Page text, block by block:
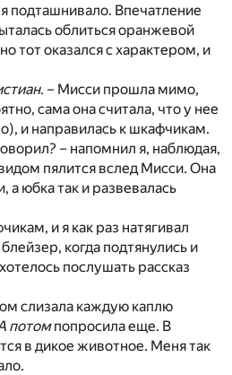
подташнивало. Впечатление
облиться оранжевой
тот оказался с характером, и
. – Мисси прошла мимо,
сама она считала, что у нее
и направилась к шкафчикам.
– напомнил я, наблюдая,
пялится вслед Мисси. Она
а юбка так и развевалась
и я как раз натягивал
когда подтянулись и
послушать рассказ
слизала каждую каплю
потомпопросила еще. В
в дикое животное. Меня так